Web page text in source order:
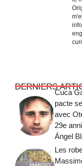
DERNIERS
Cuca
pacte
avec
29e
Ángel
Les